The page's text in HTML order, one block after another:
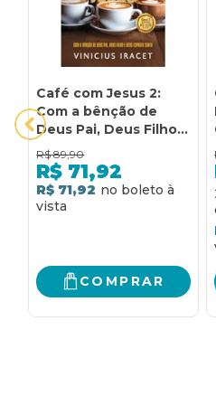
Café com Jesus 2:
Com a bênção de
Deus Pai, Deus Filho e
Deus Espírito Santo
R$ 89,90
R$ 71,92
R$ 71,92
COMPRAR